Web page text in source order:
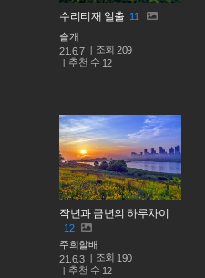
수리티재 일출 11
솔개
21.6.7
조회209
추천 수 12
작년과 금년의 하루차이
12
주희할배
21.6.3
조회 190
추천 수 12